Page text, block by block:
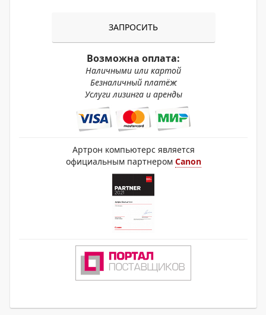
ЗАПРОСИТЬ
Возможна оплата:
Наличными или картой
Безналичный платёж
Услуги лизинга и аренды
Артрон компьютерс является
официальным партнером Canon